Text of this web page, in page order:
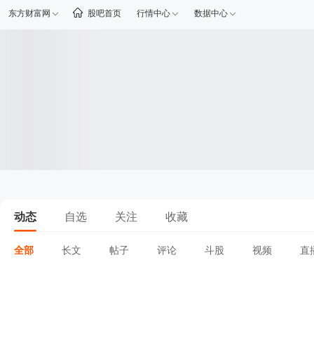
东方财富网 股吧首页 行情中心 数据中心
动态 自选 关注 收藏
全部 长文 帖子 评论 斗股 视频 直